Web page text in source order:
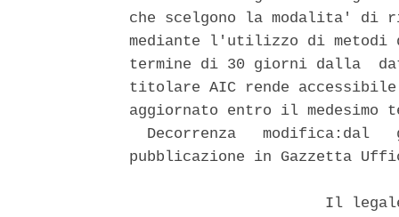
che scelgono la modalita' di
mediante l'utilizzo di
termine di 30 giorni dalla
titolare AIC rende
aggiornato entro il medesimo
Decorrenza   modifica:dal
pubblicazione in Gazzetta
Il